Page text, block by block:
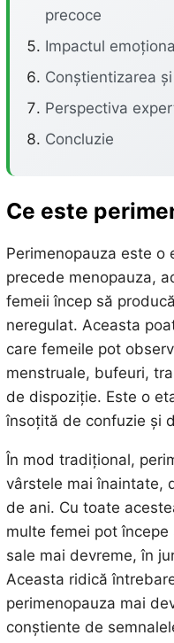
precoce
Impactul
Conștientizarea
Perspectiva
Concluzie
Ce este
Perimenopauza este o
precede menopauza,
femeii încep să
neregulat. Aceasta
care femeile pot
menstruale, bufeuri,
de dispoziție. Este o
însoțită de confuzie și
În mod tradițional,
vârstele mai înaintate,
de ani. Cu toate
multe femei pot
sale mai devreme, în
Aceasta ridică
perimenopauza mai
conștiente de